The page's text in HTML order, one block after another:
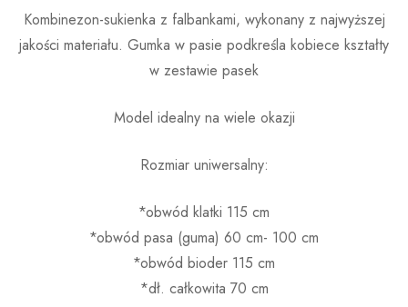
Kombinezon-sukienka z falbankami, wykonany z najwyższej
jakości materiału. Gumka w pasie podkreśla kobiece kształty
w zestawie pasek
Model idealny na wiele okazji
Rozmiar uniwersalny:
*obwód klatki 115 cm
*obwód pasa (guma) 60 cm- 100 cm
*obwód bioder 115 cm
*dł. całkowita 70 cm